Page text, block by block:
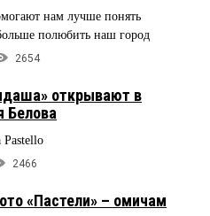
нам лучше понять
полюбить наш город
2654
открывают в
Белова
Pastello
2466
«Пастели» – омичам